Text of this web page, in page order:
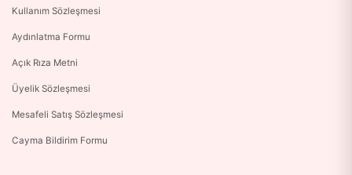
Kullanım Sözleşmesi
Aydınlatma Formu
Açık Rıza Metni
Üyelik Sözleşmesi
Mesafeli Satış Sözleşmesi
Cayma Bildirim Formu